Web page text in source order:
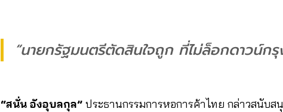
“นายกรัฐมนตรีตัดสินใจถูก ที่ไม่ล็อกดาวน์กรุ
“สนั่น อังอุบลกุล” ประธานกรรมการหอการค้าไทย กล่าวสนับ